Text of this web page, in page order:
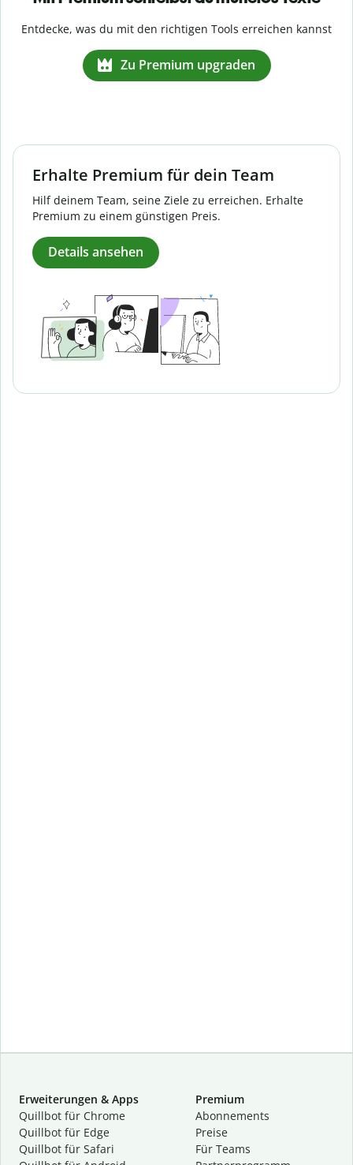
Entdecke, was du mit den richtigen Tools erreichen kannst
Zu Premium upgraden
Erhalte Premium für dein Team
Hilf deinem Team, seine Ziele zu erreichen. Erhalte
Premium zu einem günstigen Preis.
Details ansehen
Erweiterungen & Apps
Quillbot für Chrome
Quillbot für Edge
Quillbot für Safari
Premium
Abon­ne­ments
Preise
Für Teams